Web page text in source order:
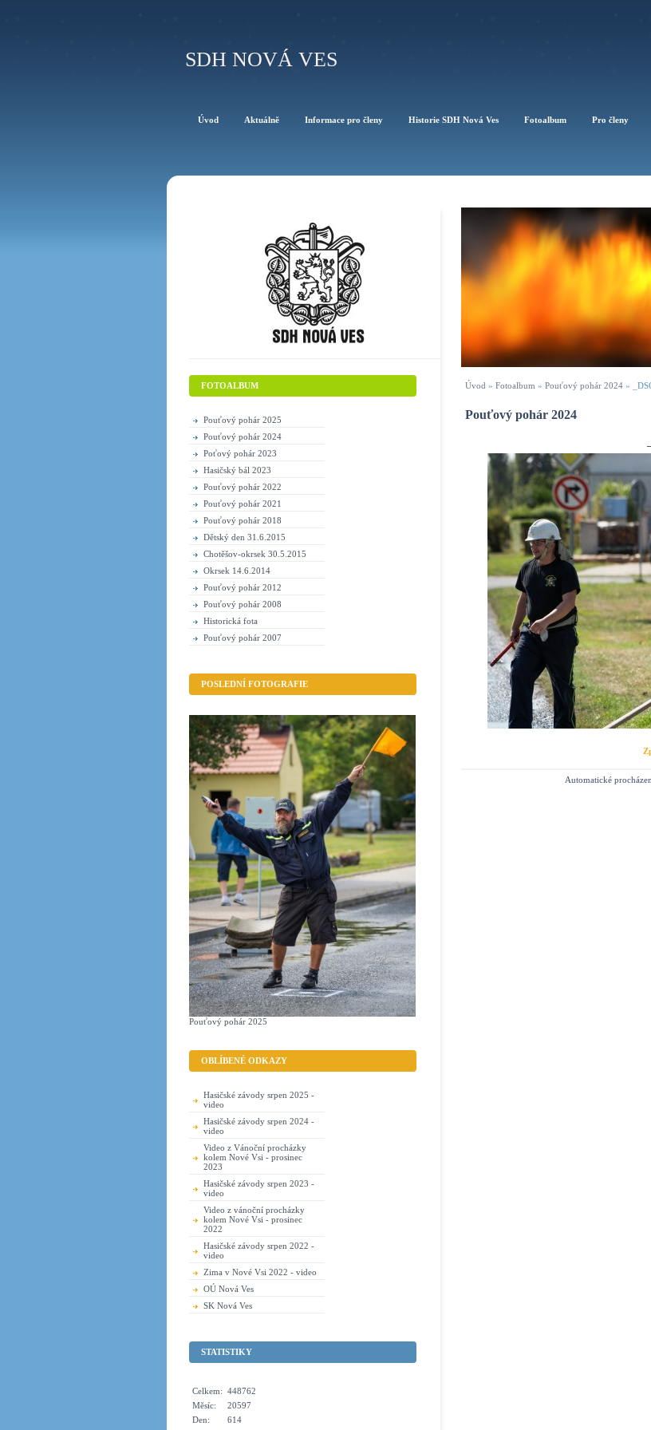
SDH NOVÁ VES
Úvod » Fotoalbum » Pouťový pohár 2024 »
Pouťový pohár 2024
Automatické
Úvod Aktuálně Informace pro členy Historie SDH Nová Ves Fotoalbum Pro členy
FOTOALBUM
Pouťový pohár 2025
Pouťový pohár 2024
Poťový pohár 2023
Hasičský bál 2023
Pouťový pohár 2022
Pouťový pohár 2021
Pouťový pohár 2018
Dětský den 31.6.2015
Chotěšov-okrsek 30.5.2015
Okrsek 14.6.2014
Pouťový pohár 2012
Pouťový pohár 2008
Historická fota
Pouťový pohár 2007
POSLEDNÍ FOTOGRAFIE
Pouťový pohár 2025
OBLÍBENÉ ODKAZY
Hasičské závody srpen 2025 -
video
Hasičské závody srpen 2024 -
video
Video z Vánoční procházky
kolem Nové Vsi - prosinec
2023
Hasičské závody srpen 2023 -
video
Video z vánoční procházky
kolem Nové Vsi - prosinec
2022
Hasičské závody srpen 2022 -
video
Zima v Nové Vsi 2022 - video
OÚ Nová Ves
SK Nová Ves
STATISTIKY
Celkem: 448762
Měsíc:
20597
Den:
614